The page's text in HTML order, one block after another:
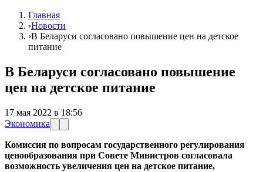
Главная
›Новости
›В Беларуси согласовано повышение цен на детское
питание
В Беларуси согласовано повышение
цен на детское питание
17 мая 2022 в 18:56
Экономика
Комиссия по вопросам государственного регулирования
ценообразования при Совете Министров согласовала
возможность увеличения цен на детское питание,